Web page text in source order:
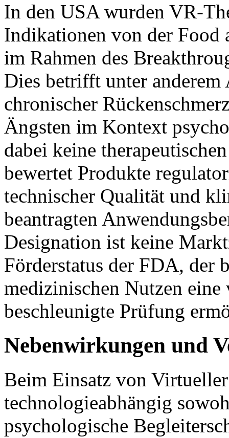
In den USA wurden VR-
Indikationen von der
im Rahmen des
Dies betrifft unter
chronischer
Ängsten im Kontext
dabei keine
bewertet Produkte
technischer Qualität und
beantragten
Designation ist keine
Förderstatus der FDA, der
medizinischen Nutzen
beschleunigte Prüfung
Nebenwirkungen und
Beim Einsatz von
technologieabhängig
psychologische